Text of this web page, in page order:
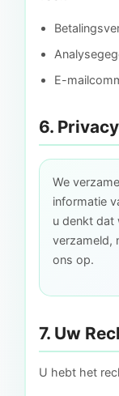
E-
6.
We
informatie
u denkt dat
verzameld,
ons op.
7. Uw
U hebt het